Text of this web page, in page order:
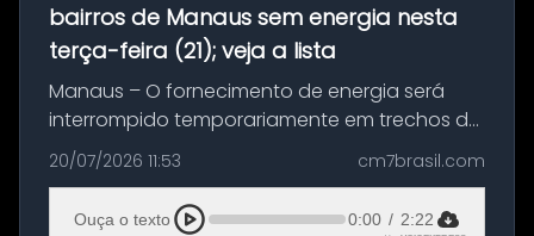
bairros de Manaus sem energia nesta
terça-feira (21); veja a lista
Manaus – O fornecimento de energia será
interrompido temporariamente em trechos de
sete bairros de Manaus nesta terça-feira (21).
A suspensão programada ocorrerá para a
execução de serviços de manuten...
20/07/2026 11:53 cm7brasil.com
Ouça o texto 0:00 / 2:22